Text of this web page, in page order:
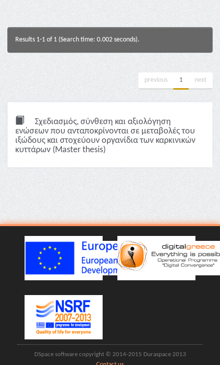
Results 1-1 of 1 (Search time: 0.002 seconds).
previous 1 next
Σχεδιασμός, σύνθεση και αξιολόγηση
ενώσεων που ανταποκρίνονται σε μεταβολές του
ιξώδους και στοχεύουν οργανίδια των καρκινικών
κυττάρων (Master thesis)
DSpace software copyright © 2014-2015 Duraspace 2013